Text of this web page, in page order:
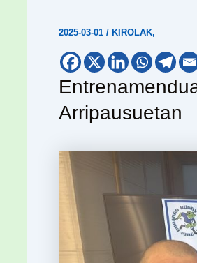
2025-03-01 / KIROLAK,
Arripausuetan